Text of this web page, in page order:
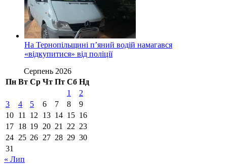
На Тернопільщині п’яний водій намагався
«відкупитися» від поліції
Серпень 2026
Пн Вт Ср Чт Пт Сб Нд
1
2
3
4 5 6 7 8
9
10 11 12 13 14 15 16
17 18 19 20 21 22 23
24 25 26 27 28 29 30
31
« Лип